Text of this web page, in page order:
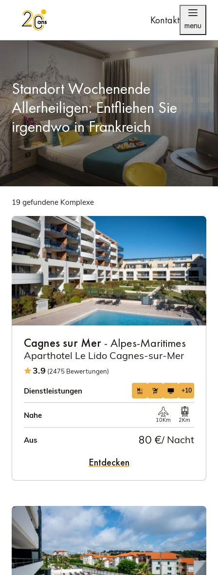
Kontakt menu
Standort Wochenende
Allerheiligen: Entfliehen Sie
irgendwo in Frankreich
19 gefundene Komplexe
Cagnes sur Mer - Alpes-Maritimes
Aparthotel Le Lido Cagnes-sur-Mer
3.9 (2475 Bewertungen)
Dienstleistungen +10
Nahe
10Km 2Km
Aus 80 €/ Nacht
Entdecken